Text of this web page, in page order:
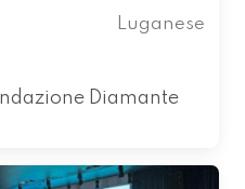
Luganese
Diamante